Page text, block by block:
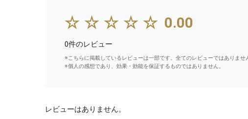
☆☆☆☆☆ 0.00
0件のレビュー
※こちらに掲載しているレビューは一部です。全てのレビューではありませ
※個人の感想であり、効果・効能を保証するものではありません。
レビューはありません。